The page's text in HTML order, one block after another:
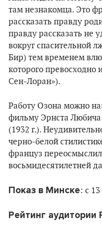
там незнакомца. Это
рассказать правду
правду рассказать не
вокруг спасительной
Бир) тем временем
которого
Сен-Лоран»).
Работу Озона можно
фильму Эрнста Любича
(1932 г.).
черно-белой
француз
восьмидесятилетней
Показ в Минске: c
Рейтинг аудитории